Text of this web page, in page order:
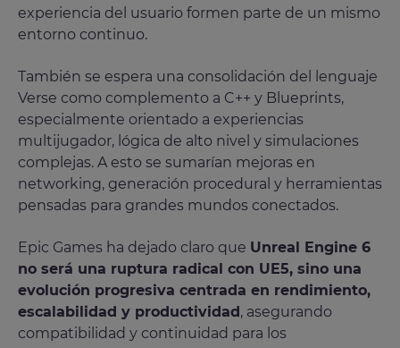
experiencia del usuario formen parte de un mismo
entorno continuo.
También se espera una consolidación del lenguaje
Verse como complemento a C++ y Blueprints,
especialmente orientado a experiencias
multijugador, lógica de alto nivel y simulaciones
complejas. A esto se sumarían mejoras en
networking, generación procedural y herramientas
pensadas para grandes mundos conectados.
Epic Games ha dejado claro que Unreal Engine 6
no será una ruptura radical con UE5, sino una
evolución progresiva centrada en rendimiento,
escalabilidad y productividad , asegurando
compatibilidad y continuidad para los